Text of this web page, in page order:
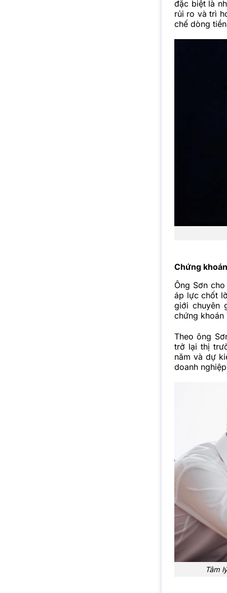
đặc biệt là
rủi ro và trì
chế dòng
Chứng
Ông Sơn
áp lực chốt
giới chuyên
chứng khoán
Theo ông
trở lại thị
năm và dự
doanh
Tâm